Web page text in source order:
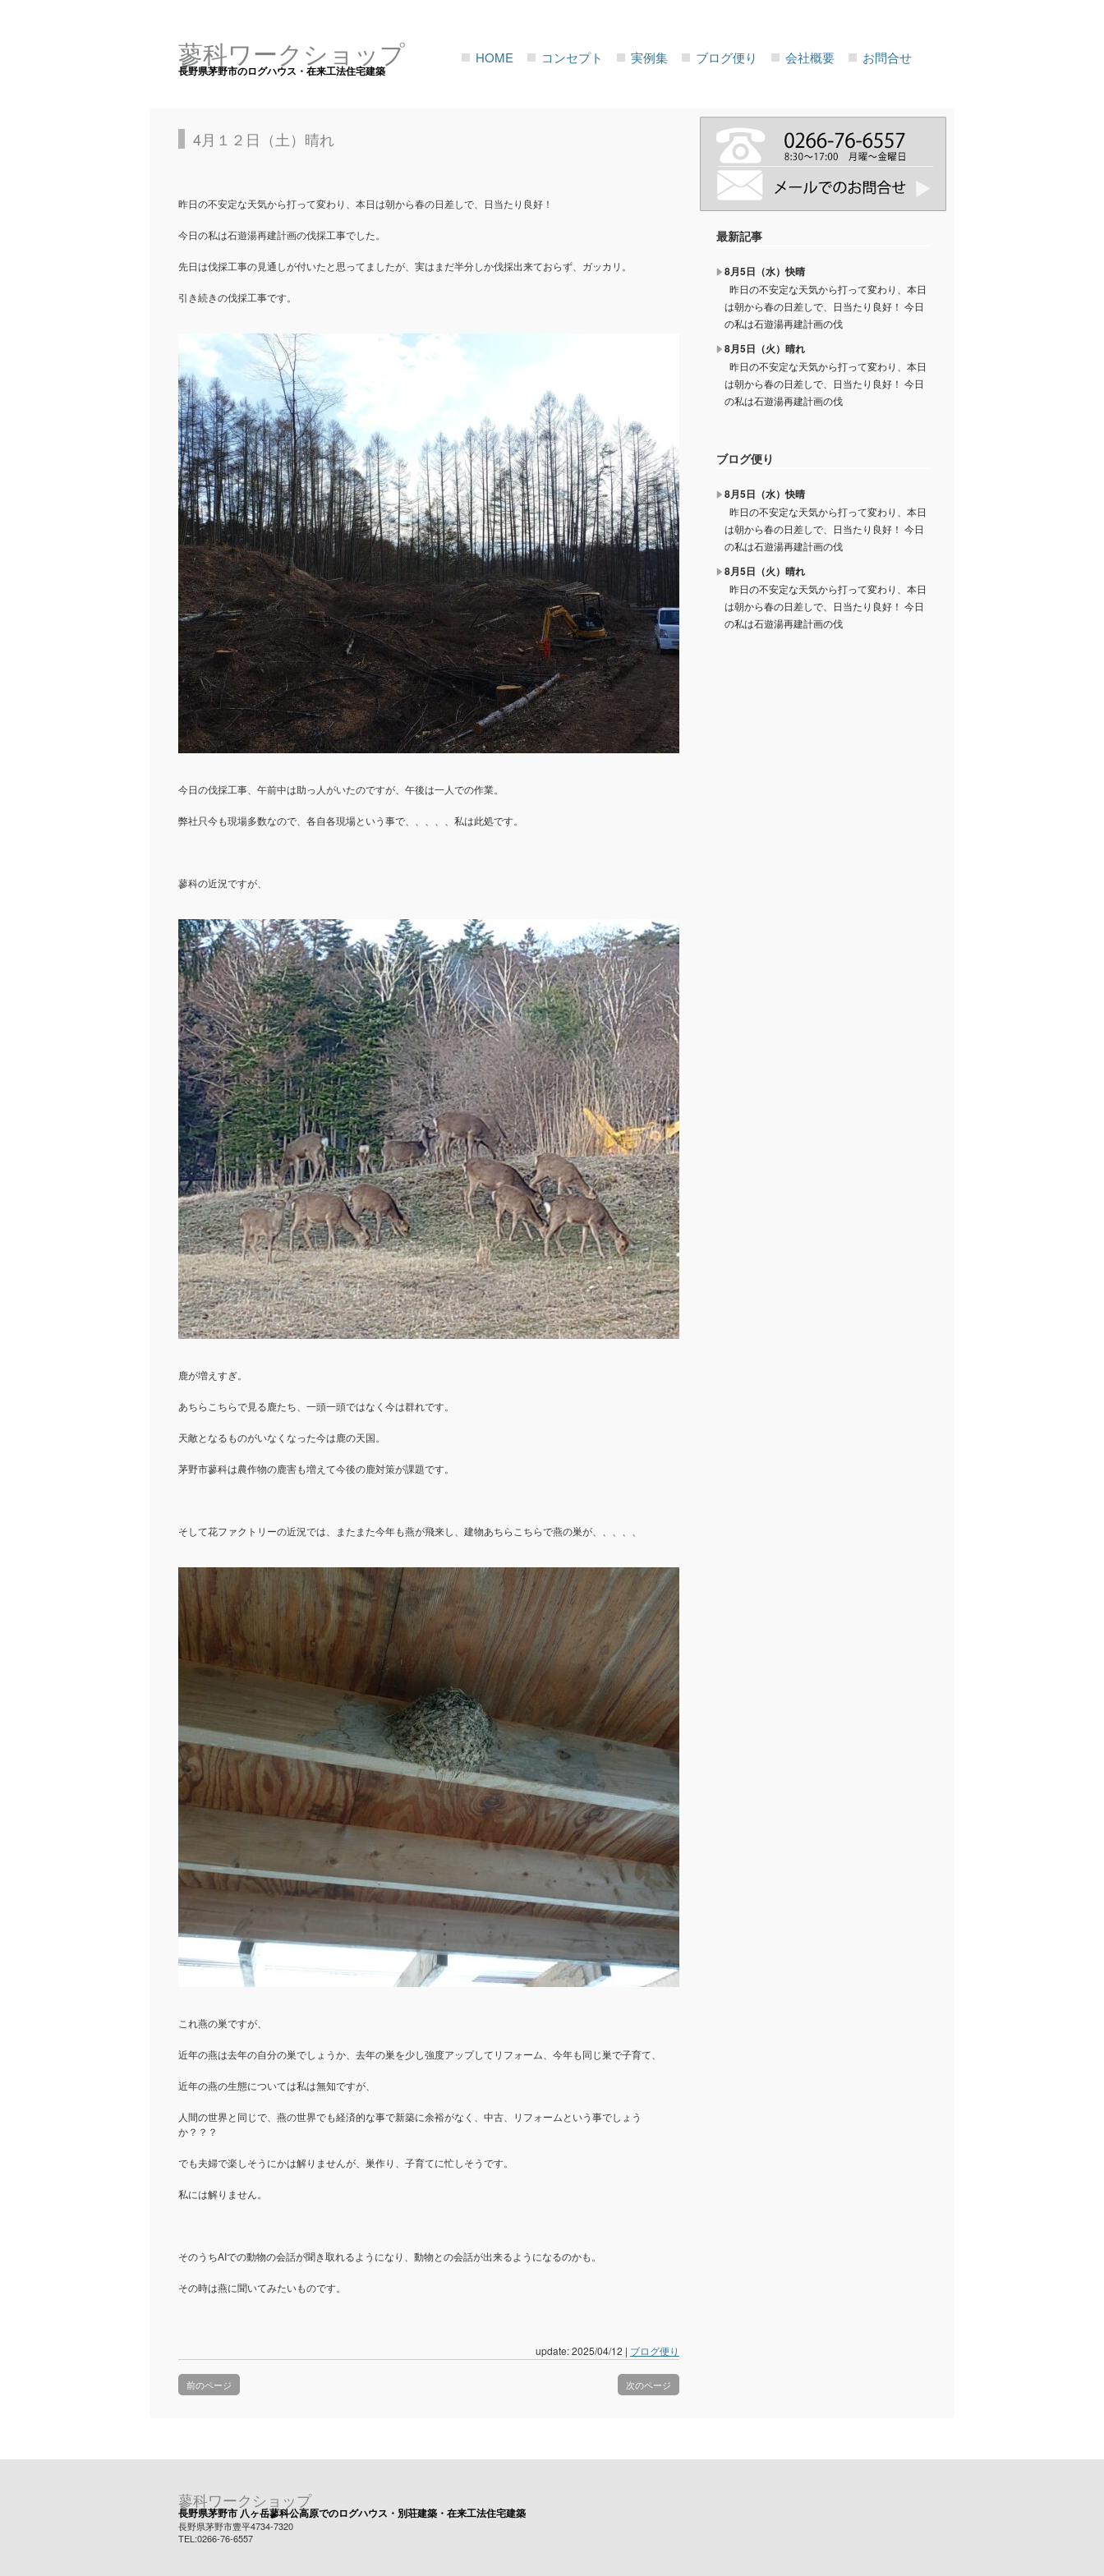
蓼科ワークショップ
長野県茅野市のログハウス・在来工法住宅建築
HOME コンセプト 実例集 ブログ便り 会社概要 お問合せ
4月１２日（土）晴れ
昨日の不安定な天気から打って変わり、本日は朝から春の日差しで、日当たり良好！
今日の私は石遊湯再建計画の伐採工事でした。
先日は伐採工事の見通しが付いたと思ってましたが、実はまだ半分しか伐採出来ておらず、ガッカリ。
引き続きの伐採工事です。
今日の伐採工事、午前中は助っ人がいたのですが、午後は一人での作業。
弊社只今も現場多数なので、各自各現場という事で、、、、、私は此処です。
蓼科の近況ですが、
鹿が増えすぎ。
あちらこちらで見る鹿たち、一頭一頭ではなく今は群れです。
天敵となるものがいなくなった今は鹿の天国。
茅野市蓼科は農作物の鹿害も増えて今後の鹿対策が課題です。
そして花ファクトリーの近況では、またまた今年も燕が飛来し、建物あちらこちらで燕の巣が、、、、、
これ燕の巣ですが、
近年の燕は去年の自分の巣でしょうか、去年の巣を少し強度アップしてリフォーム、今年も同じ巣で子育て、
近年の燕の生態については私は無知ですが、
人間の世界と同じで、燕の世界でも経済的な事で新築に余裕がなく、中古、リフォームという事でしょう
か？？？
でも夫婦で楽しそうにかは解りませんが、巣作り、子育てに忙しそうです。
私には解りません。
そのうちAIでの動物の会話が聞き取れるようになり、動物との会話が出来るようになるのかも。
その時は燕に聞いてみたいものです。
update: 2025/04/12 | ブログ便り
前のページ 次のページ
最新記事
8月5日（水）快晴
昨日の不安定な天気から打って変わり、本日
は朝から春の日差しで、日当たり良好！ 今日
の私は石遊湯再建計画の伐
8月5日（火）晴れ
昨日の不安定な天気から打って変わり、本日
は朝から春の日差しで、日当たり良好！ 今日
の私は石遊湯再建計画の伐
ブログ便り
8月5日（水）快晴
昨日の不安定な天気から打って変わり、本日
は朝から春の日差しで、日当たり良好！ 今日
の私は石遊湯再建計画の伐
8月5日（火）晴れ
昨日の不安定な天気から打って変わり、本日
は朝から春の日差しで、日当たり良好！ 今日
の私は石遊湯再建計画の伐
蓼科ワークショップ
長野県茅野市 八ヶ岳蓼科公高原でのログハウス・別荘建築・在来工法住宅建築
長野県茅野市豊平4734-7320
TEL:0266-76-6557